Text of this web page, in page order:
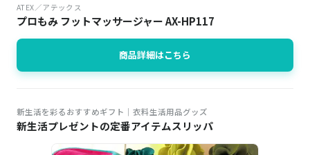
ATEX／アテックス
プロもみ フットマッサージャー AX-HP117
商品詳細はこちら
新生活を彩るおすすめギフト│衣料生活用品グッズ
新生活プレゼントの定番アイテムスリッパ